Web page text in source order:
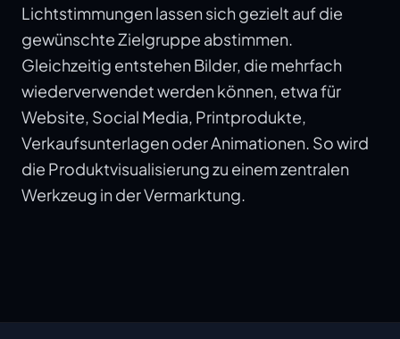
Lichtstimmungen lassen sich gezielt auf die
gewünschte Zielgruppe abstimmen.
Gleichzeitig entstehen Bilder, die mehrfach
wiederverwendet werden können, etwa für
Website, Social Media, Printprodukte,
Verkaufsunterlagen oder Animationen. So wird
die Produktvisualisierung zu einem zentralen
Werkzeug in der Vermarktung.